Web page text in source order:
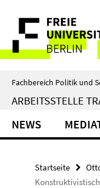
direkt
Inhalt
Service-
Navigation
Fachbereich Politik und
ARBEITSSTELLE
NEWS
Startseite